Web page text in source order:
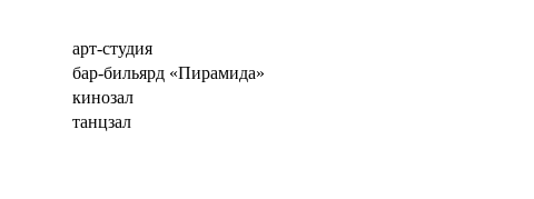
арт-студия
бар-бильярд «Пирамида»
кинозал
танцзал